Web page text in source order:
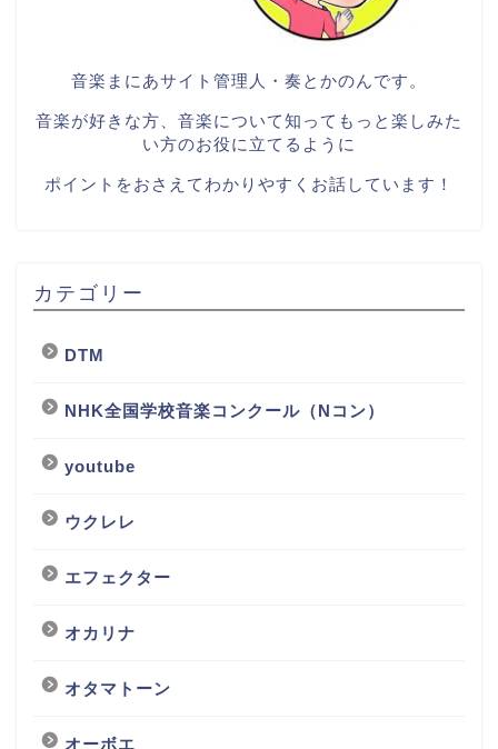
音楽まにあサイト管理人・奏とかのんです。
音楽が好きな方、音楽について知ってもっと楽しみた
い方のお役に立てるように
ポイントをおさえてわかりやすくお話しています！
カテゴリー
DTM
NHK全国学校音楽コンクール（Nコン）
youtube
ウクレレ
エフェクター
オカリナ
オタマトーン
オーボエ